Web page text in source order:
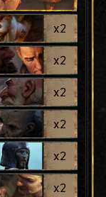
x2
x2
x2
x2
x2
x2